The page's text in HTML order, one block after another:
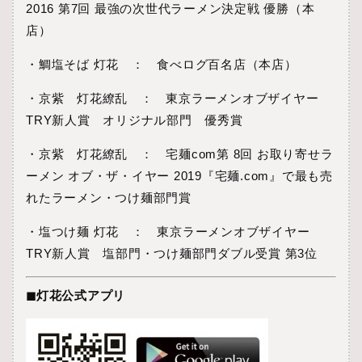
2016 第7回 最強の次世代ラーメン決定戦 優勝（本
店）
・鯛塩そば 灯花 ： 食べログ百名店（本店）
・京紫 灯花繚乱 ： 東京ラーメンオブザイヤー
TRY新人賞 オリジナル部門 優秀賞
・京紫 灯花繚乱 ： 宅麺com第 8回 お取り寄せラ
ーメン オブ・ザ・イヤー 2019『宅麺.com』で最も売
れたラーメン・つけ麺部門賞
・塩つけ麺 灯花 ： 東京ラーメンオブザイヤー
TRY新人賞 塩部門・つけ麺部門ダブル受賞 第3位
◼︎灯花公式アプリ